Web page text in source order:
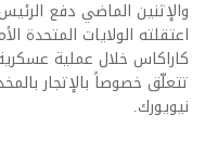
والإثنين الماضي دفع
اعتقلته الولايات المتحدة
كاراكاس خلال عملية
تتعلّق خصوصاً بالإتجار
نيويورك.